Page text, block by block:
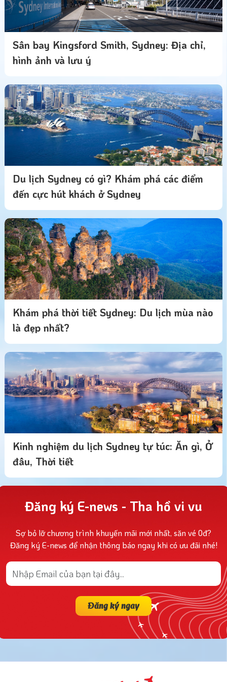
Sân bay Kingsford Smith, Sydney: Địa chỉ,
hình ảnh và lưu ý
Du lịch Sydney có gì? Khám phá các điểm
đến cực hút khách ở Sydney
Khám phá thời tiết Sydney: Du lịch mùa nào
là đẹp nhất?
Kinh nghiệm du lịch Sydney tự túc: Ăn gì, Ở
đâu, Thời tiết
Đăng ký E-news - Tha hồ vi vu
Sợ bỏ lỡ chương trình khuyến mãi mới nhất, săn vé 0đ?
Đăng ký E-news để nhận thông báo ngay khi có ưu đãi nhé!
Đăng ký ngay